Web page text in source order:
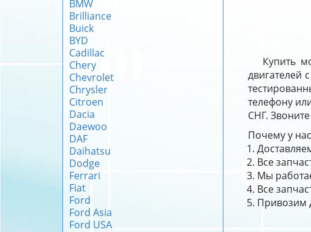
BMW
Brilliance
Buick
BYD
Cadillac
Chery
Chevrolet
Chrysler
Citroen
Dacia
Daewoo
DAF
Daihatsu
Dodge
Ferrari
Fiat
Ford
Ford Asia
Ford USA
Купить
двигателей
телефону
СНГ.
Почему у
Все
Мы
Все
Привозим